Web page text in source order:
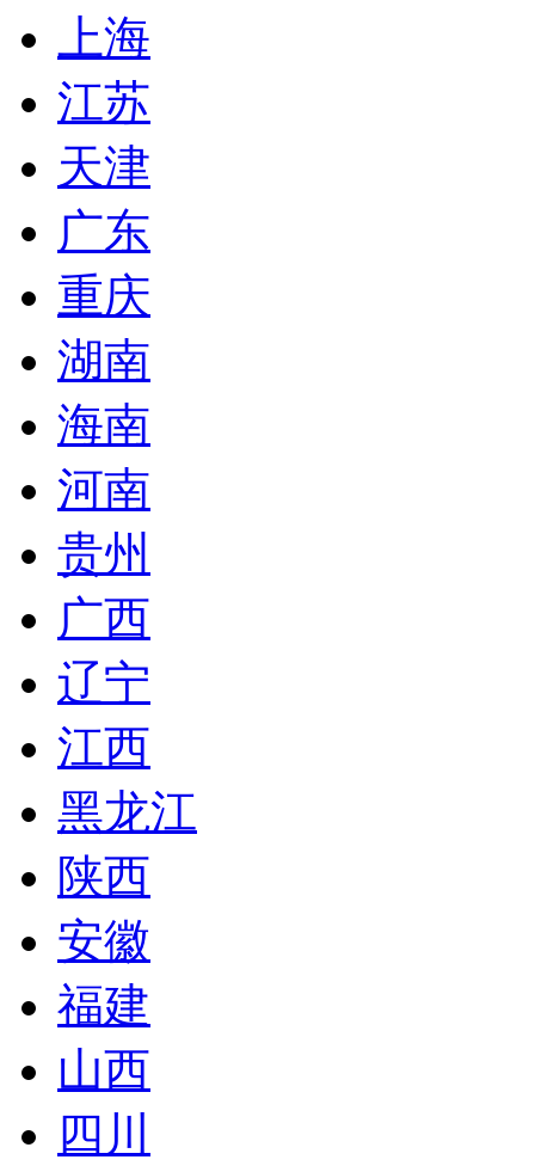
上海
江苏
天津
广东
重庆
湖南
海南
河南
贵州
广西
辽宁
江西
黑龙江
陕西
安徽
福建
山西
四川